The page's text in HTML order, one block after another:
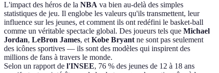
L'impact des héros de la NBA va bien au-delà des simples
statistiques de jeu. Il englobe les valeurs qu'ils transmettent, leur
influence sur les jeunes, et comment ils ont redéfini le basket-ball
comme un véritable spectacle global. Des joueurs tels que Michael
Jordan, LeBron James, etKobe Bryantne sont pas seulement
des icônes sportives — ils sont des modèles qui inspirent des
millions de fans à travers le monde.
Selon un rapport de l'INSEE, 76 % des jeunes de 12 à 18 ans